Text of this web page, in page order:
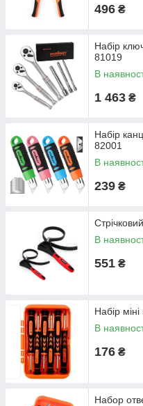
496 ₴
Набір
81019
В
1 463 ₴
Набір
82001
В
239 ₴
В
551 ₴
Набір
В
176 ₴
Набор